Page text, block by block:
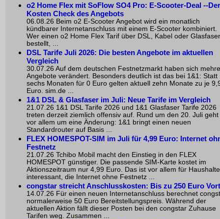
o2 Home Flex mit SoFlow SO4 Pro: E-Scooter-Deal --Der
Kosten Check des Angebots
06.08.26 Beim o2 E-Scooter Angebot wird ein monatlich
kündbarer Internetanschluss mit einem E-Scooter kombiniert.
Wer einen o2 Home Flex Tarif über DSL, Kabel oder Glasfaser
bestellt, ...
DSL Tarife Juli 2026: Die besten Angebote im aktuellen
Vergleich
30.07.26 Auf dem deutschen Festnetzmarkt haben sich
Angebote verändert. Besonders deutlich ist das bei 1&1: Statt
sechs Monaten für 0 Euro gelten aktuell zehn Monate zu je
Euro. sim.de ...
1&1 DSL & Glasfaser im Juli: Neue Tarife im Vergleich
21.07.26 1&1 DSL Tarife 2026 und 1&1 Glasfaser Tarife 2026
treten derzeit ziemlich offensiv auf. Rund um den 20. Juli geht
vor allem um eine Änderung: 1&1 bringt einen neuen
Standardrouter auf Basis ...
FLEX HOMESPOT-SIM im Juli für 4,99 Euro: Internet
Festnetz
21.07.26 Tchibo Mobil macht den Einstieg in den FLEX
HOMESPOT günstiger. Die passende SIM-Karte kostet im
Aktionszeitraum nur 4,99 Euro. Das ist vor allem für Haushalte
interessant, die Internet ohne Festnetz ...
congstar streicht Anschlusskosten: Bis zu 250 Euro
14.07.26 Für einen neuen Internetanschluss berechnet
normalerweise 50 Euro Bereitstellungspreis. Während der
aktuellen Aktion fällt dieser Posten bei den congstar Zuhause
Tarifen weg. Zusammen ...